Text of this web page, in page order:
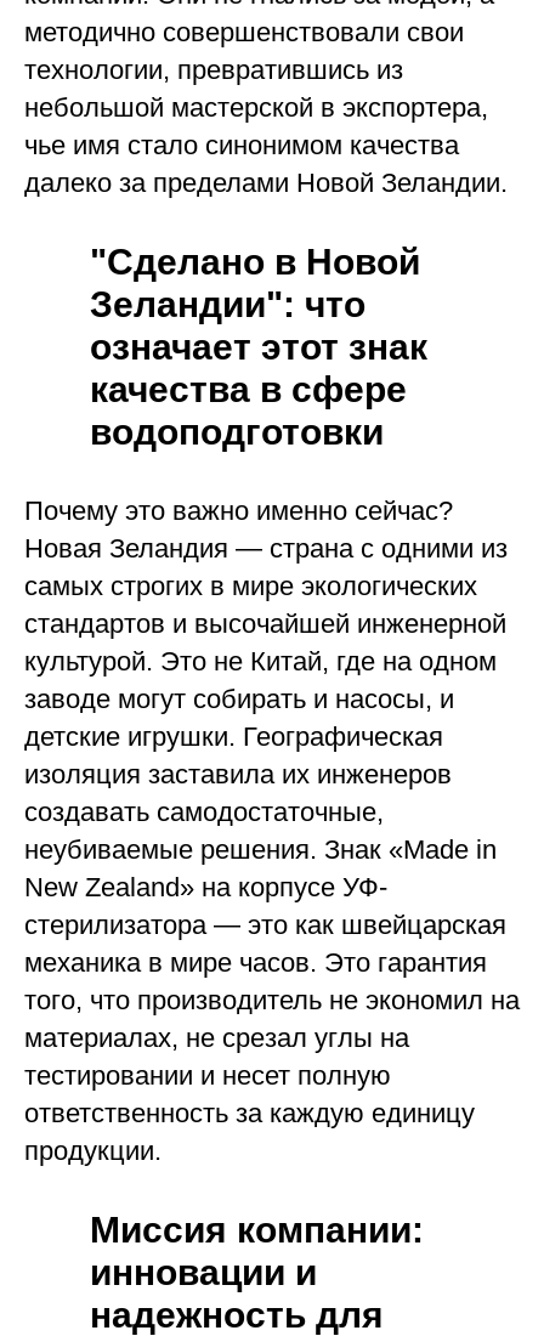
методично совершенствовали свои
технологии, превратившись из
небольшой мастерской в экспортера,
чье имя стало синонимом качества
далеко за пределами Новой Зеландии.
"Сделано в Новой
Зеландии": что
означает этот знак
качества в сфере
водоподготовки
Почему это важно именно сейчас?
Новая Зеландия — страна с одними из
самых строгих в мире экологических
стандартов и высочайшей инженерной
культурой. Это не Китай, где на одном
заводе могут собирать и насосы, и
детские игрушки. Географическая
изоляция заставила их инженеров
создавать самодостаточные,
неубиваемые решения. Знак «Made in
New Zealand» на корпусе УФ-
стерилизатора — это как швейцарская
механика в мире часов. Это гарантия
того, что производитель не экономил на
материалах, не срезал углы на
тестировании и несет полную
ответственность за каждую единицу
продукции.
Миссия компании:
инновации и
надежность для